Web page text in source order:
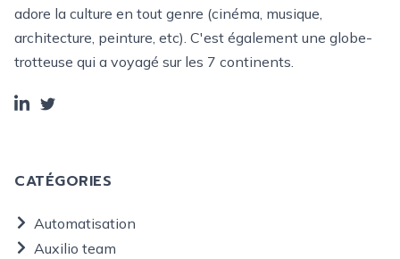
adore la culture en tout genre (cinéma, musique,
architecture, peinture, etc). C'est également une globe-
trotteuse qui a voyagé sur les 7 continents.
CATÉGORIES
Automatisation
Auxilio team